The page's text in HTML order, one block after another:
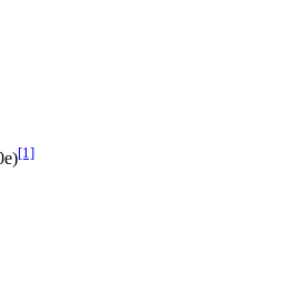
[1]